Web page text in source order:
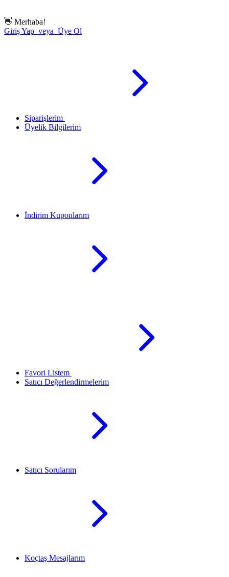
👋 Merhaba!
Giriş Yap veya Üye Ol
Siparişlerim
Üyelik Bilgilerim
İndirim Kuponlarım
Favori Listem
Satıcı Değerlendirmelerim
Satıcı Sorularım
Koçtaş Mesajlarım